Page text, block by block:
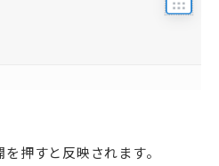
押すと反映されます。